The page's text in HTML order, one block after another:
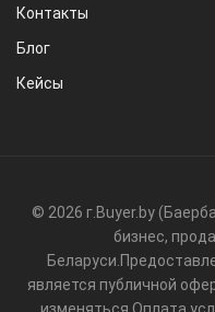
Контакты
Блог
Кейсы
© 2026 г.Buyer.by
бизнес,
Беларуси.
является публичной